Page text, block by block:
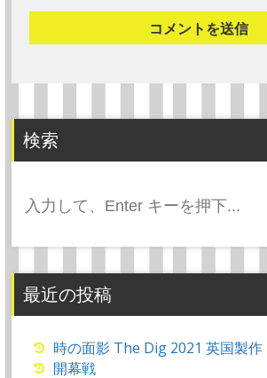
検索
索:
最近の投稿
時の面影 The Dig 2021 英国製作
開幕戦